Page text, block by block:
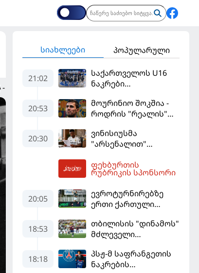
-
სიახლეები პოპულარული
21:02
საქართველოს U16
ნაკრები
ფინალურ ეტაპზე – A
დივიზიონში
20:53
მოურინიო შოკშია -
როდრის "რეალის"
და "ბარსელონაში"
გადადის
20:30
ვინისიუსმა
"არსენალით"
გამოიყენა და
"რეალთან"
მომგებიანად
გააგრძელა
ფეხბურთის
რუბრიკის სპონსორი
20:05
ევროტურნირებზე
ერთი ქართული
18:53
თბილისის "დინამოს"
მძლეველი
"ჰაიდუკთან"
განადგურდა
18:18
პსჟ-მ საფრანგეთის
ნაკრების